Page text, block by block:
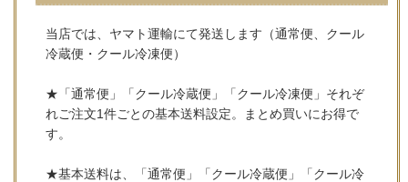
当店では、ヤマト運輸にて発送します（通常便、クール
冷蔵便・クール冷凍便）
★「通常便」「クール冷蔵便」「クール冷凍便」それぞ
れご注文1件ごとの基本送料設定。まとめ買いにお得で
す。
★基本送料は、「通常便」「クール冷蔵便」「クール冷